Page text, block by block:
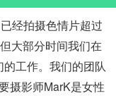
经拍摄色情片超过
大部分时间我们在
工作。我们的团队
摄影师MarK是女性